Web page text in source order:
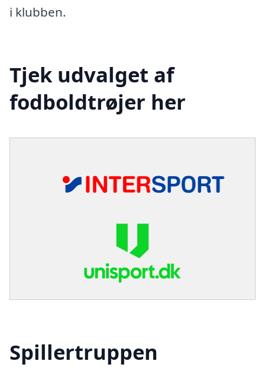
i klubben.
Tjek udvalget af
fodboldtrøjer her
Spillertruppen